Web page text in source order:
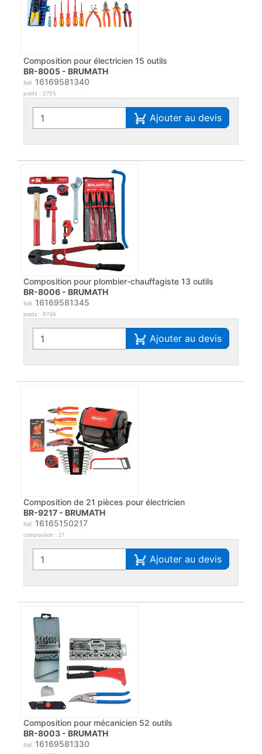
Composition pour électricien 15 outils
BR-8005 - BRUMATH
Réf. 16169581340
poids : 2755
Ajouter au devis
Composition pour plombier-chauffagiste 13 outils
BR-8006 - BRUMATH
Réf. 16169581345
poids : 9736
Ajouter au devis
Composition de 21 pièces pour électricien
BR-9217 - BRUMATH
Réf. 16165150217
composition : 21
Ajouter au devis
Composition pour mécanicien 52 outils
BR-8003 - BRUMATH
Réf. 16169581330